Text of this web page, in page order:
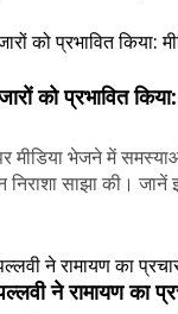
को प्रभावित
मीडिया भेजने में
निराशा साझा की।
ने रामायण का